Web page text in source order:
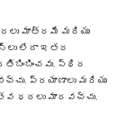
మాత్రమే మరియు
లేదా ఇతర
స్థిర
ప్రయాణాలు మరియు
ధరలు మారవచ్చు.